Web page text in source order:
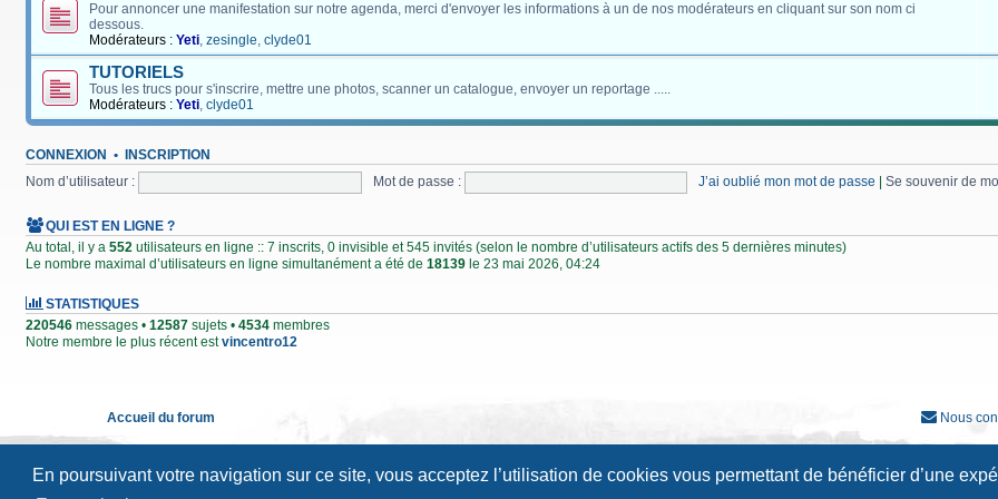
En poursuivant votre navigation sur ce site, vous acceptez l’utilisation de cookies vous permettant de bénéficier d’une
Pour annoncer une manifestation sur notre agenda, merci d'envoyer les informations à un de nos modérateurs en cliquant sur son nom ci
dessous.
Modérateurs : Yeti, zesingle, clyde01
TUTORIELS
Tous les trucs pour s'inscrire, mettre une photos, scanner un catalogue, envoyer un reportage .....
Modérateurs : Yeti, clyde01
CONNEXION • INSCRIPTION
Nom d’utilisateur : Mot de passe : J’ai oublié mon mot de passe Se souvenir de
QUI EST EN LIGNE ?
Au total, il y a 552 utilisateurs en ligne :: 7 inscrits, 0 invisible et 545 invités (selon le nombre d’utilisateurs actifs des 5 dernières minutes)
Le nombre maximal d’utilisateurs en ligne simultanément a été de 18139 le 23 mai 2026, 04:24
STATISTIQUES
220546 messages • 12587 sujets • 4534 membres
Notre membre le plus récent estvincentro12
Accueil du forum Nous
Traduction française officielle©Qiaeru